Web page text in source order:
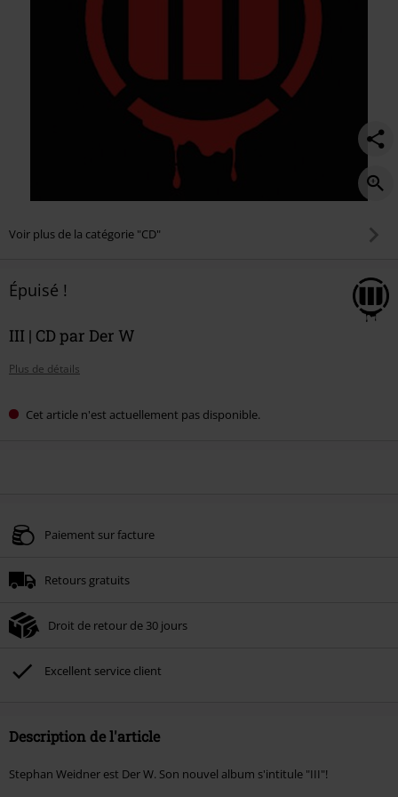
Voir plus de la catégorie "CD"
Épuisé !
III | CD par Der W
Plus de détails
Cet article n'est actuellement pas disponible.
Paiement sur facture
Retours gratuits
Droit de retour de 30 jours
Excellent service client
Description de l'article
Stephan Weidner est Der W. Son nouvel album s'intitule "III"!